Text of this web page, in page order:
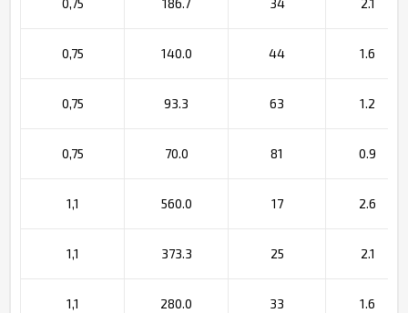
0,75 186.7 34 2.1
0,75 140.0 44 1.6
0,75 93.3 63 1.2
0,75 70.0 81 0.9
1,1 560.0 17 2.6
1,1 373.3 25 2.1
1,1 280.0 33 1.6